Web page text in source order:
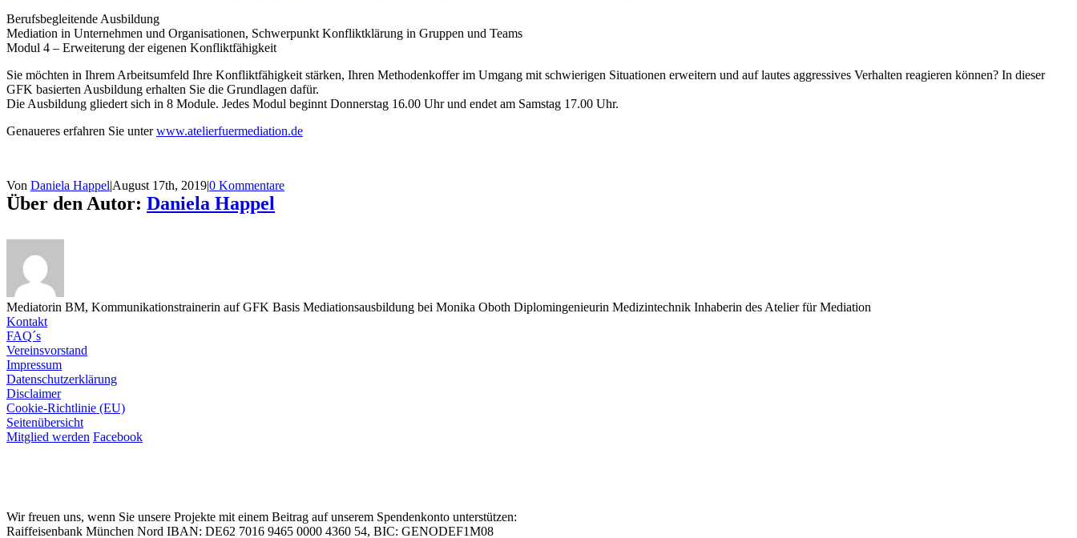
Berufsbegleitende Ausbildung
Mediation in Unternehmen und Organisationen, Schwerpunkt Konfliktklärung in Gruppen und Teams
Modul 4 – Erweiterung der eigenen Konfliktfähigkeit
Sie möchten in Ihrem Arbeitsumfeld Ihre Konfliktfähigkeit stärken, Ihren Methodenkoffer im Umgang mit schwierigen Situationen erweitern und auf lautes aggressives Verhalten reagieren können? In dieser
GFK basierten Ausbildung erhalten Sie die Grundlagen dafür.
Die Ausbildung gliedert sich in 8 Module. Jedes Modul beginnt Donnerstag 16.00 Uhr und endet am Samstag 17.00 Uhr.
Genaueres erfahren Sie unterwww.atelierfuermediation.de
Von Daniela Happel|August 17th, 2019|0 Kommentare
Über den Autor: Daniela Happel
Mediatorin BM, Kommunikationstrainerin auf GFK Basis Mediationsausbildung bei Monika Oboth Diplomingenieurin Medizintechnik Inhaberin des Atelier für Mediation
Kontakt
FAQ´s
Vereinsvorstand
Impressum
Datenschutzerklärung
Disclaimer
Cookie-Richtlinie (EU)
Seitenübersicht
Mitglied werden Facebook
Wir freuen uns, wenn Sie unsere Projekte mit einem Beitrag auf unserem Spendenkonto unterstützen:
Raiffeisenbank München Nord IBAN: DE62 7016 9465 0000 4360 54, BIC: GENODEF1M08